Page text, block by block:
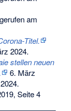
am
Titel.
2024.
stellen neuen
6. März
.
Seite 4